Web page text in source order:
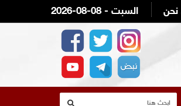
2026-08-08 - السبت